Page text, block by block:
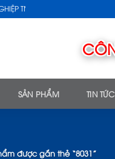
TMT
SẢN PHẨM TIN TỨC
được gắn thẻ “8031”